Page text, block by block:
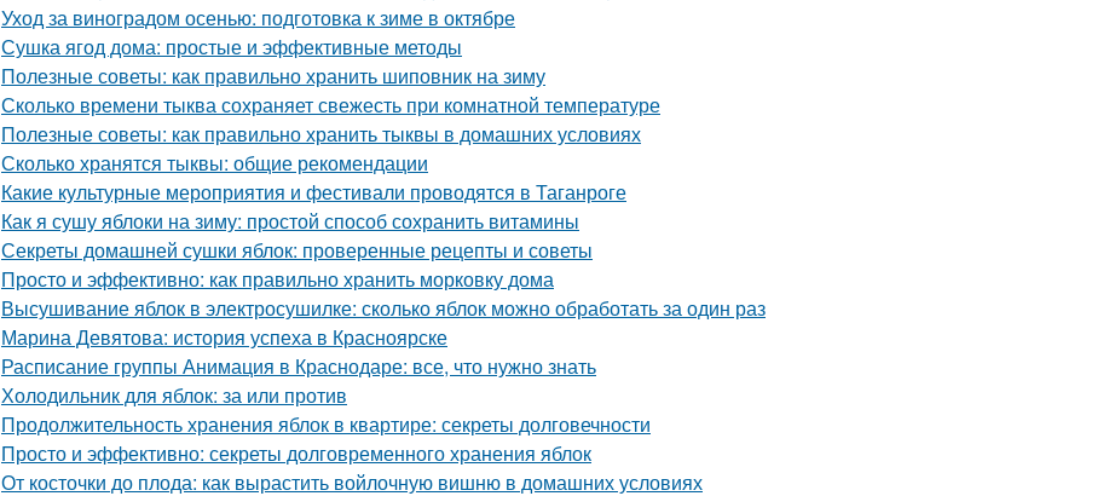
Уход за виноградом осенью: подготовка к зиме в октябре
Сушка ягод дома: простые и эффективные методы
Полезные советы: как правильно хранить шиповник на зиму
Сколько времени тыква сохраняет свежесть при комнатной температуре
Полезные советы: как правильно хранить тыквы в домашних условиях
Сколько хранятся тыквы: общие рекомендации
Какие культурные мероприятия и фестивали проводятся в Таганроге
Как я сушу яблоки на зиму: простой способ сохранить витамины
Секреты домашней сушки яблок: проверенные рецепты и советы
Просто и эффективно: как правильно хранить морковку дома
Высушивание яблок в электросушилке: сколько яблок можно обработать за один раз
Марина Девятова: история успеха в Красноярске
Расписание группы Анимация в Краснодаре: все, что нужно знать
Холодильник для яблок: за или против
Продолжительность хранения яблок в квартире: секреты долговечности
Просто и эффективно: секреты долговременного хранения яблок
От косточки до плода: как вырастить войлочную вишню в домашних условиях